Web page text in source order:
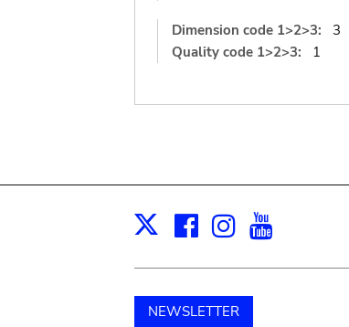
Dimension code 1>2>3:
3
Quality code 1>2>3:
1
X Facebook
Instagram
NEWSLETTER